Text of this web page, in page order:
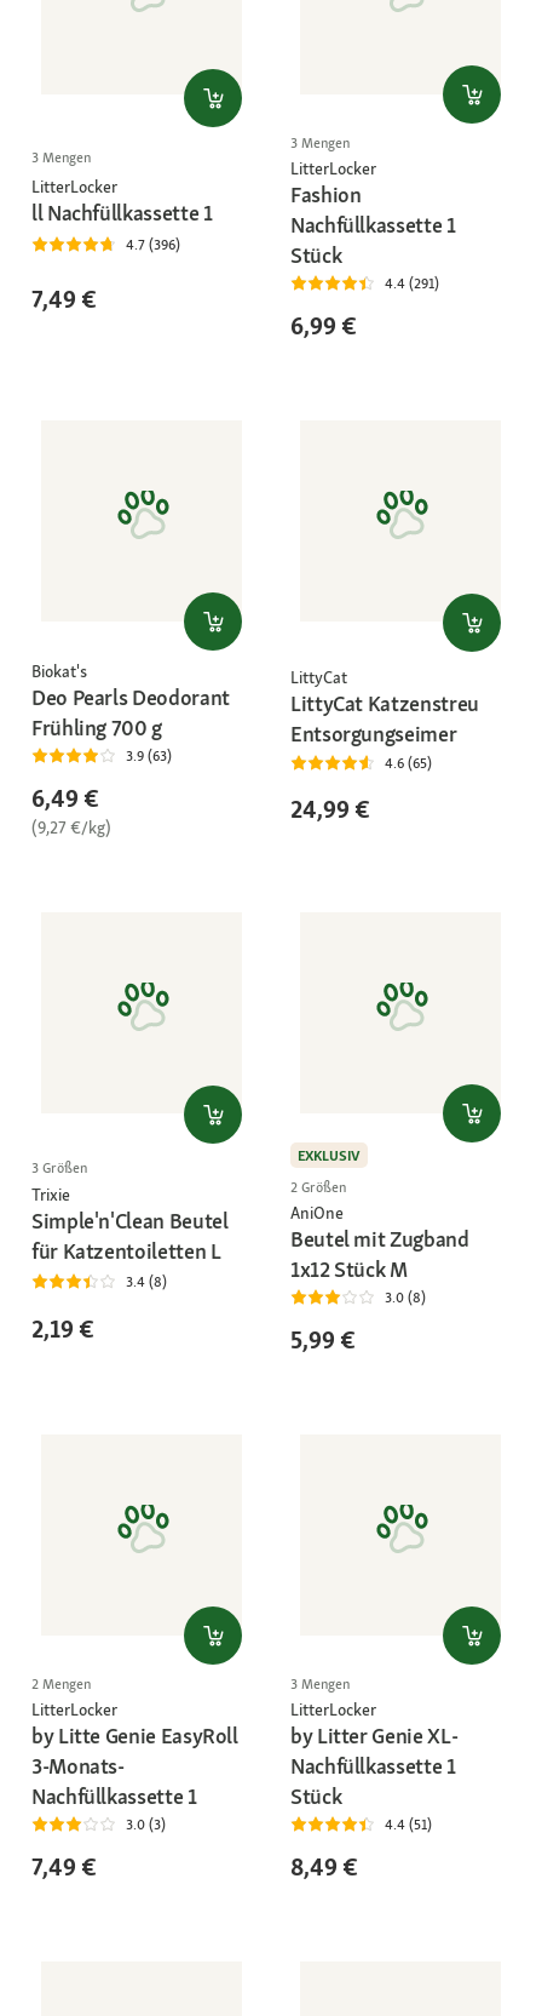
3 Mengen
LitterLocker
ll Nachfüllkassette 1
4.7 (396)
7,49 €
3 Mengen
LitterLocker
Fashion
Nachfüllkassette 1
Stück
4.4 (291)
6,99 €
Biokat's
Deo Pearls Deodorant
Frühling 700 g
3.9 (63)
6,49 €
(9,27 €/kg)
LittyCat
LittyCat Katzenstreu
Entsorgungseimer
4.6 (65)
24,99 €
3 Größen
Trixie
Simple'n'Clean Beutel
für Katzentoiletten L
3.4 (8)
2,19 €
EXKLUSIV
2 Größen
AniOne
Beutel mit Zugband
1x12 Stück M
3.0 (8)
5,99 €
2 Mengen
LitterLocker
by Litte Genie EasyRoll
3-Monats-
Nachfüllkassette 1
3.0 (3)
7,49 €
3 Mengen
LitterLocker
by Litter Genie XL-
Nachfüllkassette 1
Stück
4.4 (51)
8,49 €